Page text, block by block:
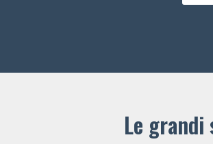
Le